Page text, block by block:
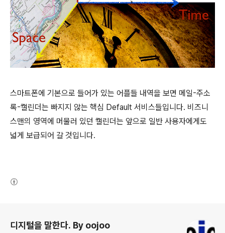
스마트폰에 기본으로 들어가 있는 어플들 내역을 보면 메일-주소
록-캘린더는 빠지지 않는 핵심 Default 서비스들입니다. 비즈니
스맨의 영역에 머물러 있던 캘린더는 앞으로 일반 사용자에게도
넓게 보급되어 갈 것입니다.
디지털을 말한다. By oojoo